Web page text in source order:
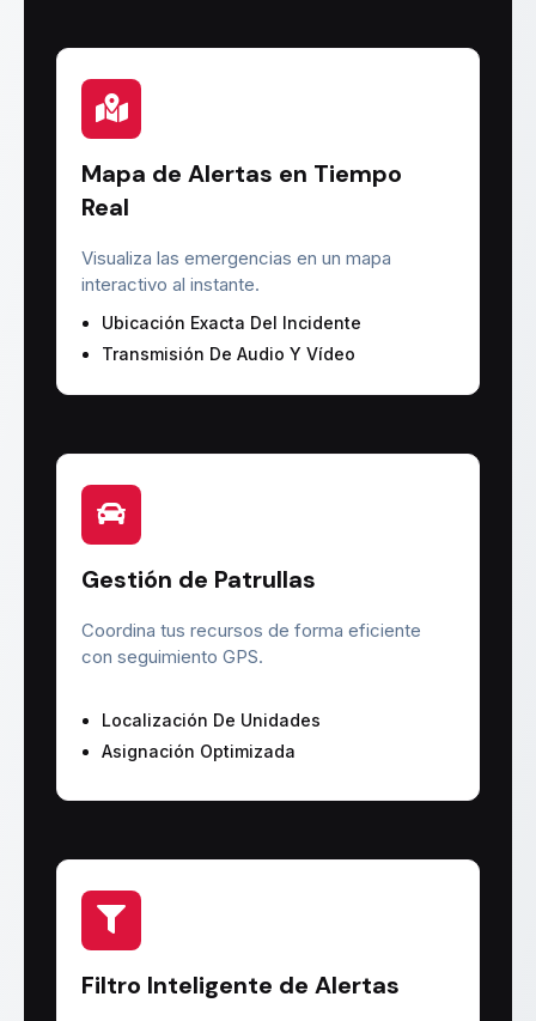
Mapa de Alertas en Tiempo
Real
Visualiza las emergencias en un mapa
interactivo al instante.
Ubicación Exacta Del Incidente
Transmisión De Audio Y Vídeo
Gestión de Patrullas
Coordina tus recursos de forma eficiente
con seguimiento GPS.
Localización De Unidades
Asignación Optimizada
Filtro Inteligente de Alertas